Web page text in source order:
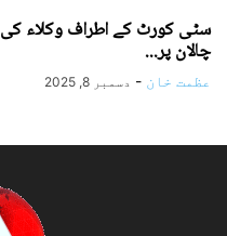
سٹی کورٹ کے اطراف وکلاء
چالان پر...
عظمت خان - دسمبر 8, 2025